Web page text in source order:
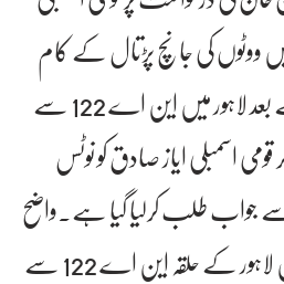
این اے 122 میں ووٹوں کی جانچ پڑتال کے کام
کا ا?غاز کردیا ہے جس کے بعد لاہور میں این اے 122 سے
اسمبلی ایاز صادق کو نوٹس
طلب کرلیا گیا ہے۔واضح
رہے کہ عام انتخابات میں لاہور کے حلقہ این اے 122 سے